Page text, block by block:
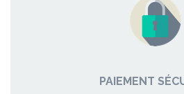
PAIEMENT